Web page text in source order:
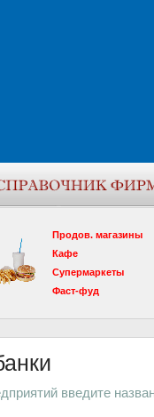
Продов. магазины
Кафе
Супермаркеты
Фаст-фуд
введите